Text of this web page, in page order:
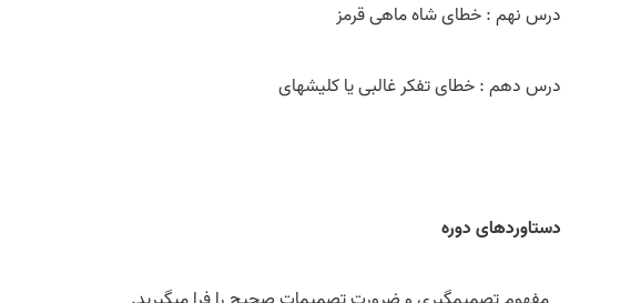
درس نهم : خطای شاه ماهی قرمز
درس دهم : خطای تفکر غالبی یا کلیشه­ای
دستاوردهای دوره